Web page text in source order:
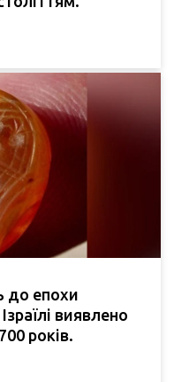
до епохи
виявлено
років.